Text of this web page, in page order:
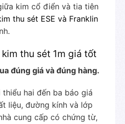
kim cổ điển và tia tiên
thu sét ESE và Franklin
thu sét 1m giá tốt
đúng giá và đúng hàng.
hai đến ba báo giá
liệu, đường kính và lớp
cung cấp có chứng từ,